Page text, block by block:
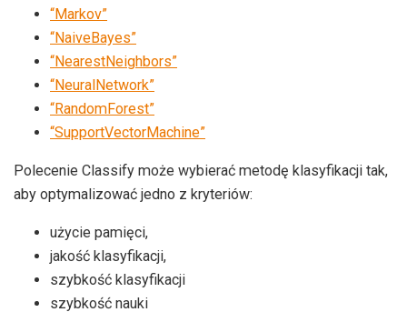
“Markov”
“NaiveBayes”
“NearestNeighbors”
“NeuralNetwork”
“RandomForest”
“SupportVectorMachine”
Polecenie Classify może wybierać metodę klasyfikacji tak,
aby optymalizować jedno z kryteriów:
użycie pamięci,
jakość klasyfikacji,
szybkość klasyfikacji
szybkość nauki